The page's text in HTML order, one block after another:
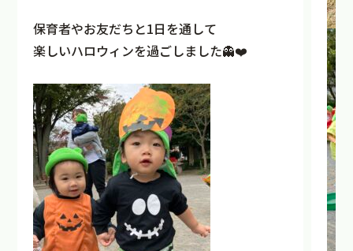
保育者やお友だちと1日を通して
楽しいハロウィンを過ごしました👻❤️